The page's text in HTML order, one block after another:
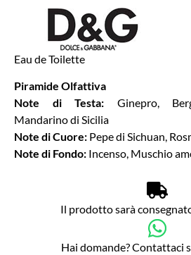
Eau de Toilette
Piramide Olfattiva
Note di Testa: Ginepro,
Mandarino di Sicilia
Note di Cuore: Pepe di Sichuan,
Note di Fondo: Incenso, Muschio
Il prodotto sarà
Hai domande? Contattaci